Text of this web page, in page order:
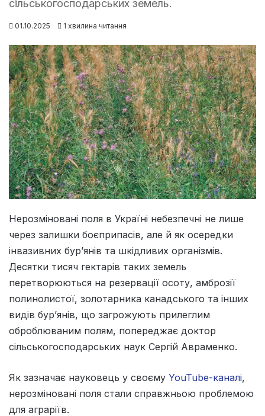
сільськогосподарських земель.
01.10.2025 1 хвилина читання
Нерозміновані поля в Україні небезпечні не лише
через залишки боєприпасів, але й як осередки
інвазивних бур’янів та шкідливих організмів.
Десятки тисяч гектарів таких земель
перетворюються на резервації осоту, амброзії
полинолистої, золотарника канадського та інших
видів бур’янів, що загрожують прилеглим
оброблюваним полям, попереджає доктор
сільськогосподарських наук Сергій Авраменко.
Як зазначає науковець у своєму YouTube-каналі,
нерозміновані поля стали справжньою проблемою
для аграріїв.